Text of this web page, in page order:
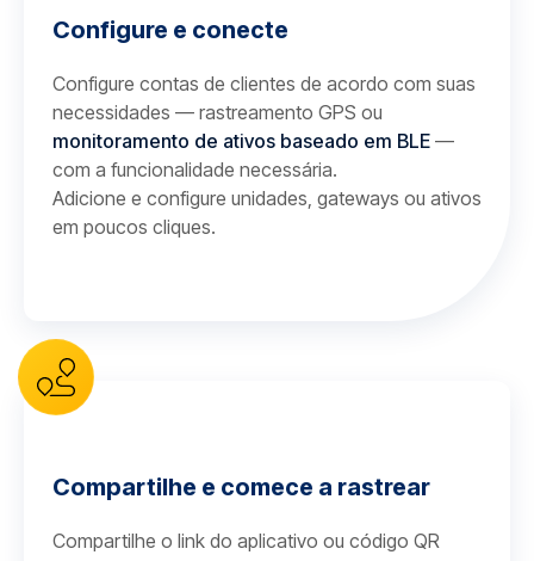
Configure e conecte
Configure contas de clientes de acordo com suas
necessidades — rastreamento GPS ou
monitoramento de ativos baseado em BLE —
com a funcionalidade necessária.
Adicione e configure unidades, gateways ou ativos
em poucos cliques.
Compartilhe e comece a rastrear
Compartilhe o link do aplicativo ou código QR